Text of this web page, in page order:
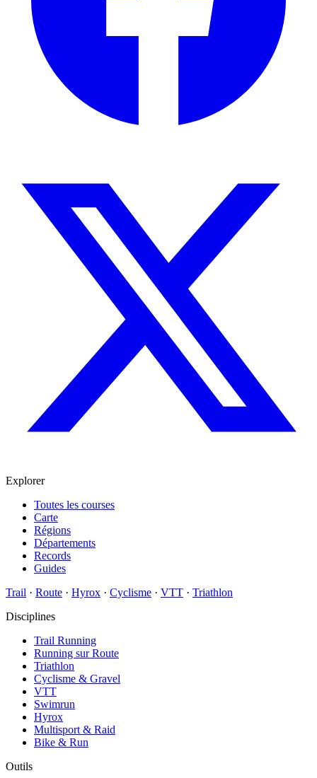
Explorer
Toutes les courses
Carte
Régions
Départements
Records
Guides
Trail · Route · Hyrox · Cyclisme · VTT · Triathlon
Disciplines
Trail Running
Running sur Route
Triathlon
Cyclisme & Gravel
VTT
Swimrun
Hyrox
Multisport & Raid
Bike & Run
Outils